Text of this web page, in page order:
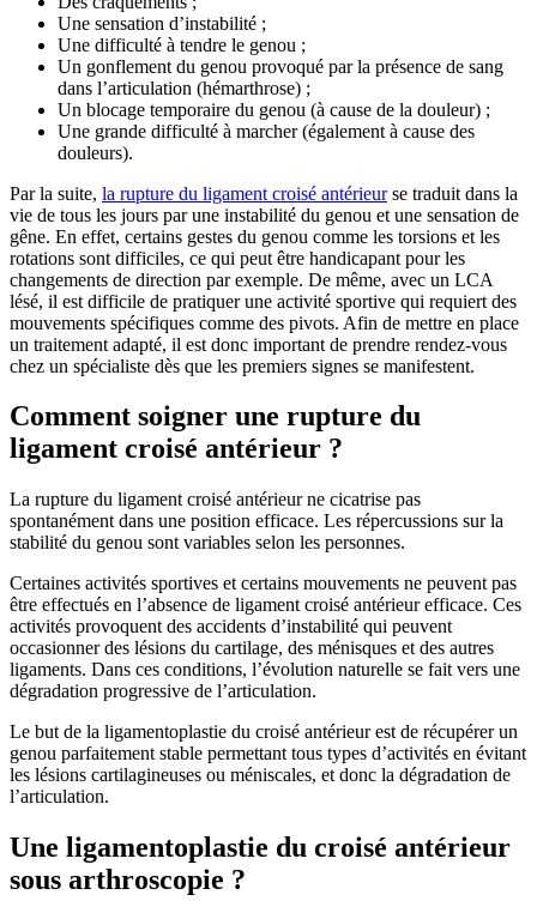
Une sensation d’instabilité ;
Une difficulté à tendre le genou ;
Un gonflement du genou provoqué par la présence de sang
dans l’articulation (hémarthrose) ;
Un blocage temporaire du genou (à cause de la douleur) ;
Une grande difficulté à marcher (également à cause des
douleurs).
Par la suite, la rupture du ligament croisé antérieurse traduit dans la
vie de tous les jours par une instabilité du genou et une sensation de
gêne. En effet, certains gestes du genou comme les torsions et les
rotations sont difficiles, ce qui peut être handicapant pour les
changements de direction par exemple. De même, avec un LCA
lésé, il est difficile de pratiquer une activité sportive qui requiert des
mouvements spécifiques comme des pivots. Afin de mettre en place
un traitement adapté, il est donc important de prendre rendez-vous
chez un spécialiste dès que les premiers signes se manifestent.
Comment soigner une rupture du
ligament croisé antérieur ?
La rupture du ligament croisé antérieur ne cicatrise pas
spontanément dans une position efficace. Les répercussions sur la
stabilité du genou sont variables selon les personnes.
Certaines activités sportives et certains mouvements ne peuvent pas
être effectués en l’absence de ligament croisé antérieur efficace. Ces
activités provoquent des accidents d’instabilité qui peuvent
occasionner des lésions du cartilage, des ménisques et des autres
ligaments. Dans ces conditions, l’évolution naturelle se fait vers une
dégradation progressive de l’articulation.
Le but de la ligamentoplastie du croisé antérieur est de récupérer un
genou parfaitement stable permettant tous types d’activités en évitant
les lésions cartilagineuses ou méniscales, et donc la dégradation de
l’articulation.
Une ligamentoplastie du croisé antérieur
sous arthroscopie ?